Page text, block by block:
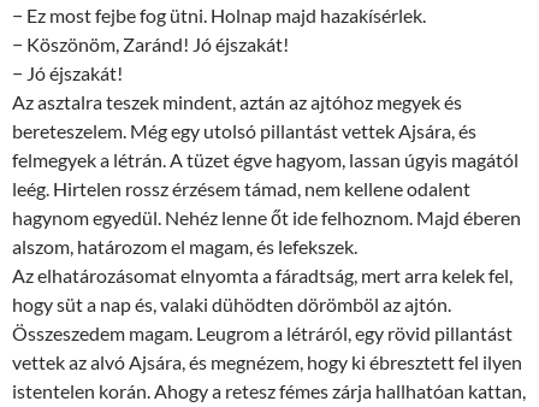
− Ez most fejbe fog ütni. Holnap majd hazakísérlek.
− Köszönöm, Zaránd! Jó éjszakát!
− Jó éjszakát!
Az asztalra teszek mindent, aztán az ajtóhoz megyek és
bereteszelem. Még egy utolsó pillantást vettek Ajsára, és
felmegyek a létrán. A tüzet égve hagyom, lassan úgyis magától
leég. Hirtelen rossz érzésem támad, nem kellene odalent
hagynom egyedül. Nehéz lenne őt ide felhoznom. Majd éberen
alszom, határozom el magam, és lefekszek.
Az elhatározásomat elnyomta a fáradtság, mert arra kelek fel,
hogy süt a nap és, valaki dühödten dörömböl az ajtón.
Összeszedem magam. Leugrom a létráról, egy rövid pillantást
vettek az alvó Ajsára, és megnézem, hogy ki ébresztett fel ilyen
istentelen korán. Ahogy a retesz fémes zárja hallhatóan kattan,